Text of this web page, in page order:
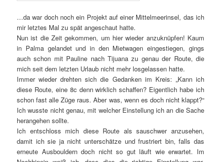
…da war doch noch ein Projekt auf einer Mittelmeerinsel, das ich
mir letztes Mal zu spät angeschaut hatte.
Nun ist die Zeit gekommen, um hier wieder anzuknüpfen! Kaum
in Palma gelandet und in den Mietwagen eingestiegen, gings
auch schon mit Pauline nach Tijuana zu genau der Route, die
mich seit dem letzten Urlaub nicht mehr losgelassen hatte.
Immer wieder drehten sich die Gedanken im Kreis: „Kann ich
diese Route, eine 8c denn wirklich schaffen? Eigentlich habe ich
schon fast alle Züge raus. Aber was, wenn es doch nicht klappt?“
Ich wusste nicht genau, mit welcher Einstellung ich an die Sache
herangehen sollte.
Ich entschloss mich diese Route als sauschwer anzusehen,
damit ich sie ja nicht unterschätze und frustriert bin, falls das
erneute Ausbouldern doch nicht so gut läuft wie erwartet. Im